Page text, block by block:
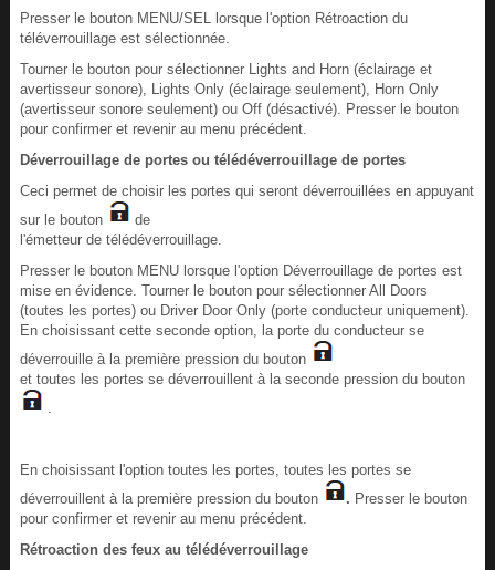
Presser le bouton MENU/SEL lorsque l'option Rétroaction du
téléverrouillage est sélectionnée.
Tourner le bouton pour sélectionner Lights and Horn (éclairage et
avertisseur sonore), Lights Only (éclairage seulement), Horn Only
(avertisseur sonore seulement) ou Off (désactivé). Presser le bouton
pour confirmer et revenir au menu précédent.
Déverrouillage de portes ou télédéverrouillage de portes
Ceci permet de choisir les portes qui seront déverrouillées en appuyant
sur le bouton
de
l'émetteur de télédéverrouillage.
Presser le bouton MENU lorsque l'option Déverrouillage de portes est
mise en évidence. Tourner le bouton pour sélectionner All Doors
(toutes les portes) ou Driver Door Only (porte conducteur uniquement).
En choisissant cette seconde option, la porte du conducteur se
déverrouille à la première pression du bouton
et toutes les portes se déverrouillent à la seconde pression du bouton
En choisissant l'option toutes les portes, toutes les portes se
déverrouillent à la première pression du bouton
. Presser le bouton
pour confirmer et revenir au menu précédent.
Rétroaction des feux au télédéverrouillage